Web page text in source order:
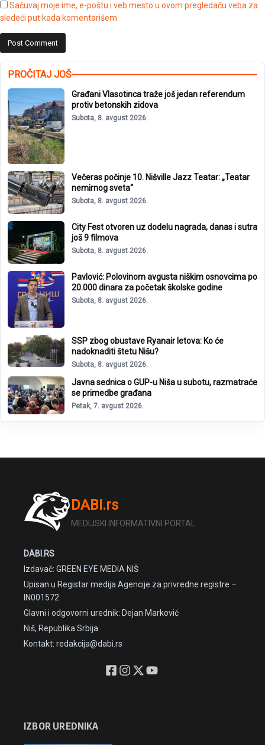
Sačuvaj moje ime, e-poštu i veb mesto u ovom pregledaču veba za
sledeći put kada komentarišem.
PROČITAJ JOŠ
Građani Vlasotinca traže još jedan referendum
protiv betonskih zidova
Subota, 8. avgust 2026.
Večeras počinje 10. Nišville Jazz Teatar: „Teatar
nemirnog sveta“
Subota, 8. avgust 2026.
City Fest otvoren uz dodelu nagrada, danas i sutra
još 9 filmova
Subota, 8. avgust 2026.
Pavlović: Polovinom avgusta niškim osnovcima po
20.000 dinara za početak školske godine
Subota, 8. avgust 2026.
SSP zbog obustave Ryanair letova: Ko će
nadoknaditi štetu Nišu?
Subota, 8. avgust 2026.
Javna sednica o GUP-u Niša u subotu, razmatraće
se primedbe građana
Petak, 7. avgust 2026.
DABI.rs
MEDIJSKI INFORMATIVNI PORTAL
DABI.RS
Izdavač: GREEN EYE MEDIA NIŠ
Upisan u Registar medija Agencije za privredne registre –
IN001572
Glavni i odgovorni urednik: Dejan Marković
Niš, Republika Srbija
Kontakt: redakcija@dabi.rs
IZBOR UREDNIKA